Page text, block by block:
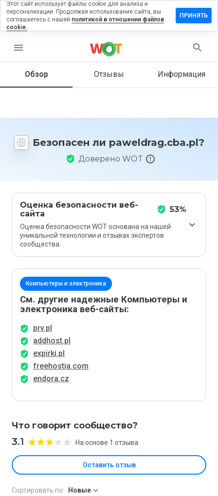
menu
Обзор Отзывы Информация
Безопасен ли paweldrag.cba.pl?
Доверено WOT
Оценка безопасности веб-
сайта
53%
Оценка безопасности WOT основана на нашей
уникальной технологии и отзывах экспертов
сообщества.
Компьютеры и электроника
См. другие надежные Компьютеры и
электроника веб-сайты:
prv.pl
addhost.pl
expirki.pl
freehostia.com
endora.cz
Что говорит сообщество?
3.1 На основе 1 отзыва
Оставить отзыв
на
Как бы
этот
1 до 5?
Сортировать по: Новые
Этот сайт использует файлы cookie для анализа и
персонализации. Продолжая использование сайта, вы
соглашаетесь с нашей политикой в отношении файлов
cookie.
ПРИНЯТЬ